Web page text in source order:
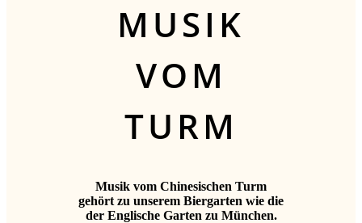
MUSIK
VOM
TURM
Musik vom Chinesischen Turm
gehört zu unserem Biergarten wie die
der Englische Garten zu München.